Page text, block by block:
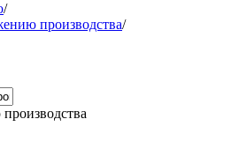
/
производства/